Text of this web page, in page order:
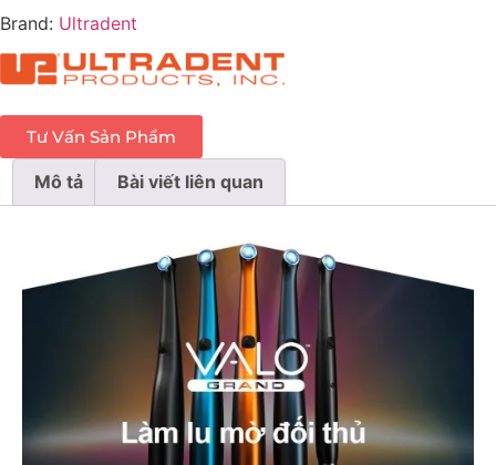
Brand: Ultradent
Tư Vấn Sản Phẩm
Mô tả Bài viết liên quan